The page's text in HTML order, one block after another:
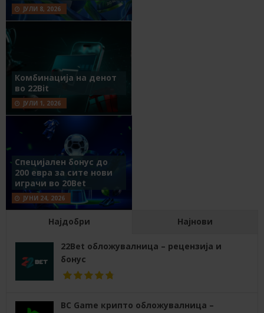
ЈУЛИ 8, 2026
Комбинација на денот
во 22Bit
ЈУЛИ 1, 2026
Специјален бонус до
200 евра за сите нови
играчи во 20Bet
ЈУНИ 24, 2026
Најдобри Најнови
22Bet обложувалница – рецензија и
бонус
BC Game крипто обложувалница –